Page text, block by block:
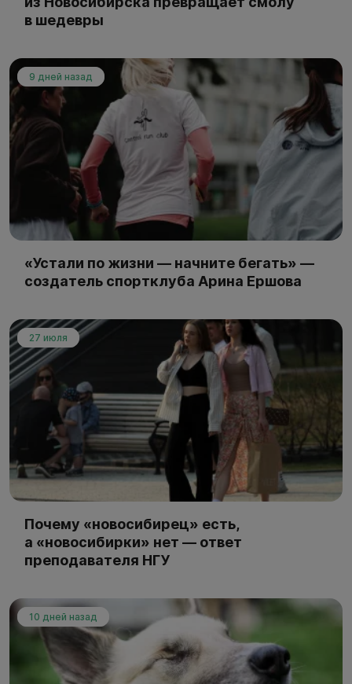
в шедевры
9 дней назад
«Устали по жизни — начните бегать» —
создатель спортклуба Арина Ершова
27 июля
Почему «новосибирец» есть,
а «новосибирки» нет — ответ
преподавателя НГУ
10 дней назад